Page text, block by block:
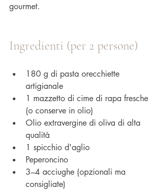
gourmet.
Ingredienti (per 2 persone)
180 g di pasta orecchiette
artigianale
1 mazzetto di cime di rapa fresche
(o conserve in olio)
Olio extravergine di oliva di alta
qualità
1 spicchio d'aglio
Peperoncino
3–4 acciughe (opzionali ma
consigliate)